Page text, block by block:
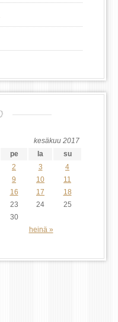
kesäkuu 2017
pe la su
heinä »
2 3
4
9 10
11
16 17
18
23 24
25
30